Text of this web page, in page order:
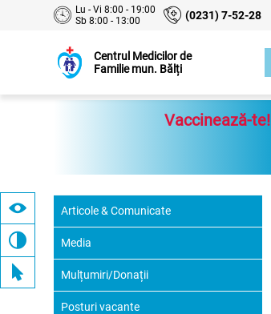
Lu - Vi 8:00 - 19:00
Sb 8:00 - 13:00
(0231) 7-52-28
Centrul Medicilor de
Familie mun. Bălți
Vaccinează-te!
Articole & Comunicate
Media
Mulțumiri/Donații
Posturi vacante